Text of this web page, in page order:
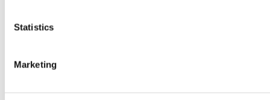
Statistics
Marketing